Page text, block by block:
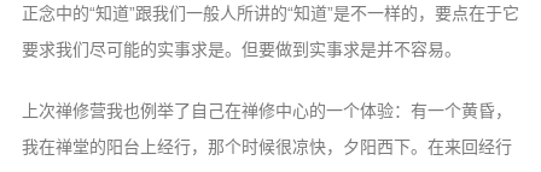
正念中的“知道”跟我们一般人所讲的“知道”是不一样的，要点在于它
要求我们尽可能的实事求是。但要做到实事求是并不容易。
上次禅修营我也例举了自己在禅修中心的一个体验：有一个黄昏，
我在禅堂的阳台上经行，那个时候很凉快，夕阳西下。在来回经行